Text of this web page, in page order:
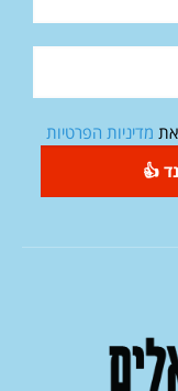
מדיניות הפרטיות
👍